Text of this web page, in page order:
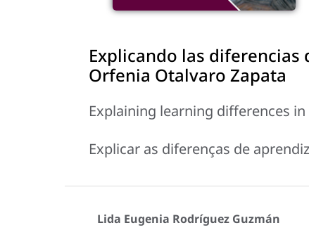
Explicando las
Orfenia Otalvaro Zapata
Explaining learning differences
Explicar as diferenças de
Lida Eugenia Rodríguez Guzmán